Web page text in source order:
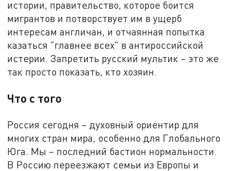
истории, правительство, которое боится
мигрантов и потворствует им в ущерб
интересам англичан, и отчаянная попытка
казаться "главнее всех" в антироссийской
истерии. Запретить русский мультик – это же
так просто показать, кто хозяин.
Что с того
Россия сегодня – духовный ориентир для
многих стран мира, особенно для Глобального
Юга. Мы – последний бастион нормальности.
В Россию переезжают семьи из Европы и